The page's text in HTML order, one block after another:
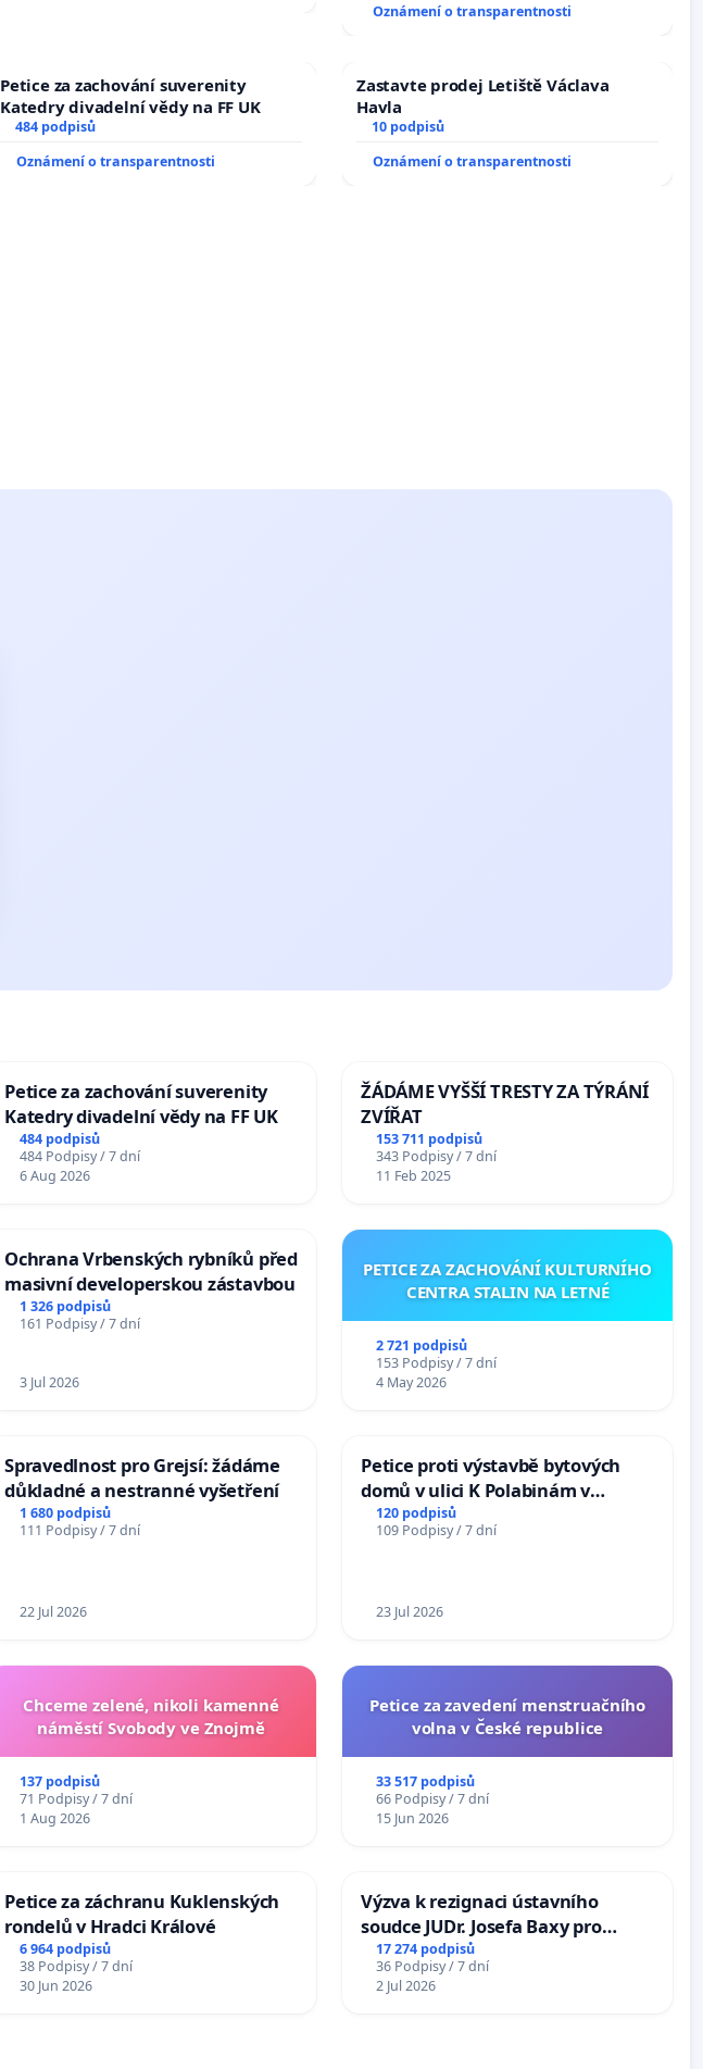
opakovat!
Oznámení o transparentnosti
Petice za zachování suverenity
Katedry divadelní vědy na FF UK
484 podpisů
Oznámení o transparentnosti
Zastavte prodej Letiště Václava
Havla
10 podpisů
Oznámení o transparentnosti
Petice za zachování suverenity
Katedry divadelní vědy na FF UK
484 podpisů
484 Podpisy / 7 dní
6 Aug 2026
ŽÁDÁME VYŠŠÍ TRESTY ZA TÝRÁNÍ
ZVÍŘAT
153 711 podpisů
343 Podpisy / 7 dní
11 Feb 2025
Ochrana Vrbenských rybníků před
masivní developerskou zástavbou
1 326 podpisů
161 Podpisy / 7 dní
3 Jul 2026
PETICE ZA ZACHOVÁNÍ KULTURNÍHO
CENTRA STALIN NA LETNÉ
2 721 podpisů
153 Podpisy / 7 dní
4 May 2026
Spravedlnost pro Grejsí: žádáme
důkladné a nestranné vyšetření
1 680 podpisů
111 Podpisy / 7 dní
22 Jul 2026
Petice proti výstavbě bytových
domů v ulici K Polabinám v
Pardubicích
120 podpisů
109 Podpisy / 7 dní
23 Jul 2026
Chceme zelené, nikoli kamenné
náměstí Svobody ve Znojmě
137 podpisů
71 Podpisy / 7 dní
1 Aug 2026
Petice za zavedení menstruačního
volna v České republice
33 517 podpisů
66 Podpisy / 7 dní
15 Jun 2026
Petice za záchranu Kuklenských
rondelů v Hradci Králové
6 964 podpisů
38 Podpisy / 7 dní
30 Jun 2026
Výzva k rezignaci ústavního
soudce JUDr. Josefa Baxy pro
ohrožení důvěry ve spravedlivý
proces
17 274 podpisů
36 Podpisy / 7 dní
2 Jul 2026